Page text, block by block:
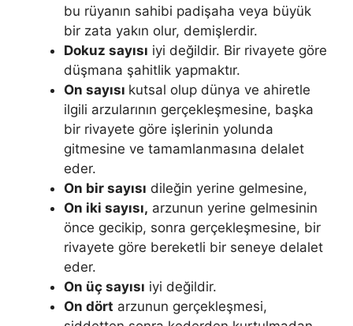
bu rüyanın sahibi padişaha veya büyük
bir zata yakın olur, demişlerdir.
Dokuz sayısı iyi değildir. Bir rivayete göre
düşmana şahitlik yapmak­tır.
On sayısı kutsal olup dünya ve ahiretle
ilgili arzularının gerçekleşme­sine, başka
bir rivayete göre işlerinin yolunda
gitmesine ve tamamlanma­sına delalet
eder.
On bir sayısı dileğin yerine gelmesine,
On iki sayısı, ar­zunun yerine gelmesinin
önce gecikip, sonra gerçekleşmesine, bir
rivaye­te göre bereketli bir seneye delalet
eder.
On üç sayısı iyi değildir.
On dört arzunun gerçekleşmesi,